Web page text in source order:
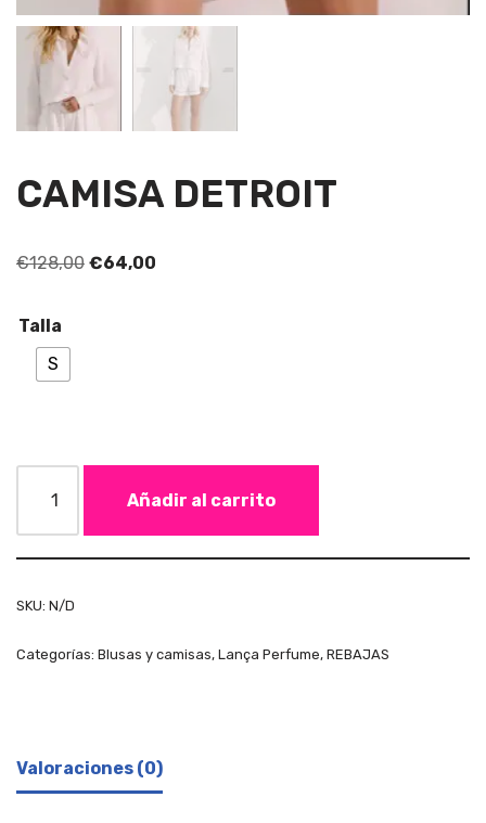
CAMISA DETROIT
€128,00 €64,00
Talla
S
Añadir al carrito
SKU: N/D
Categorías: Blusas y camisas, Lança Perfume, REBAJAS
Valoraciones (0)